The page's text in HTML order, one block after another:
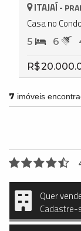
ITAJAÍ -
Casa no
5 6
R$
7 imóveis
Quer
Cadastre-